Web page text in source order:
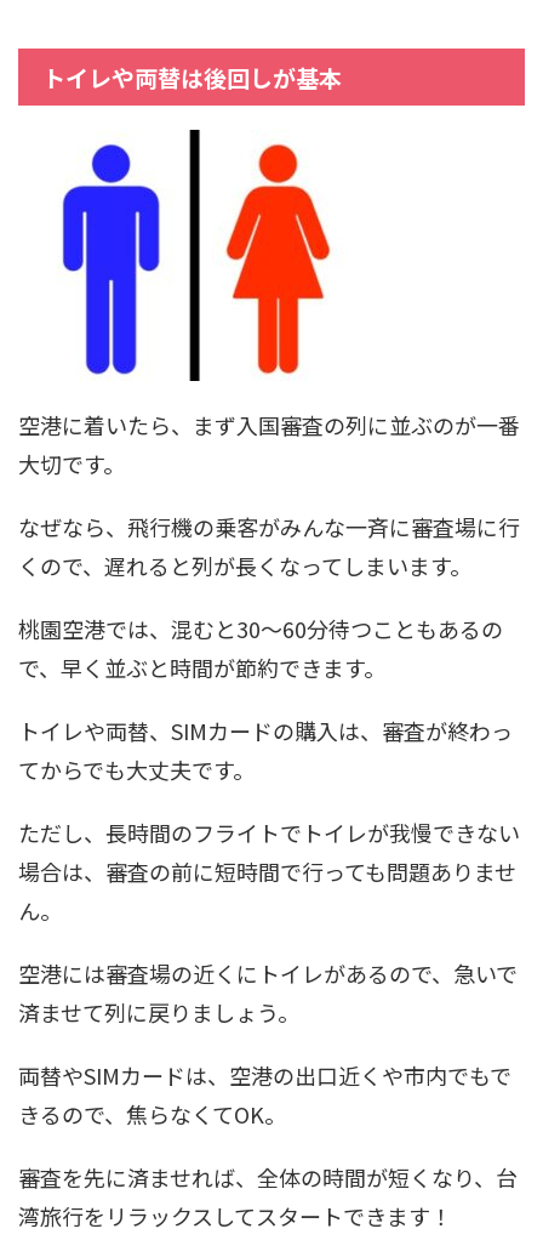
トイレや両替は後回しが基本
空港に着いたら、まず入国審査の列に並ぶのが一番
大切です。
なぜなら、飛行機の乗客がみんな一斉に審査場に行
くので、遅れると列が長くなってしまいます。
桃園空港では、混むと30～60分待つこともあるの
で、早く並ぶと時間が節約できます。
トイレや両替、SIMカードの購入は、審査が終わっ
てからでも大丈夫です。
ただし、長時間のフライトでトイレが我慢できない
場合は、審査の前に短時間で行っても問題ありませ
ん。
空港には審査場の近くにトイレがあるので、急いで
済ませて列に戻りましょう。
両替やSIMカードは、空港の出口近くや市内でもで
きるので、焦らなくてOK。
審査を先に済ませれば、全体の時間が短くなり、台
湾旅行をリラックスしてスタートできます！